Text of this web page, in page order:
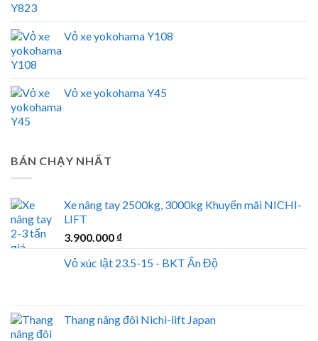
Vỏ xe yokohama Y108
Vỏ xe yokohama Y45
BÁN CHẠY NHẤT
Xe nâng tay 2500kg, 3000kg Khuyến mãi NICHI-
LIFT
3.900.000 ₫
Vỏ xúc lật 23.5-15 - BKT Ấn Độ
Thang nâng đôi Nichi-lift Japan